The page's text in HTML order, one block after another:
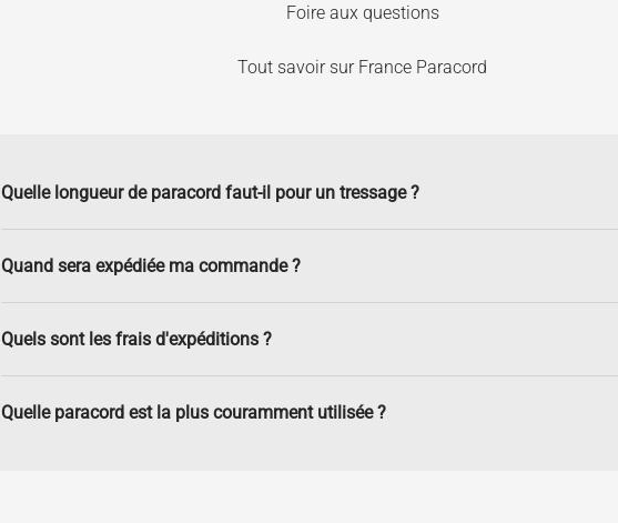
Foire aux questions
Tout savoir sur France Paracord
Quelle longueur de paracord faut-il pour un tressage ?
Quand sera expédiée ma commande ?
Quels sont les frais d'expéditions ?
Quelle paracord est la plus couramment utilisée ?